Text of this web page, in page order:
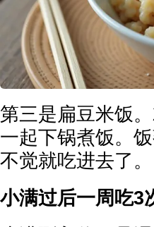
第三是扁豆米饭
一起下锅煮饭。
不觉就吃进去了。
小满过后一周吃3